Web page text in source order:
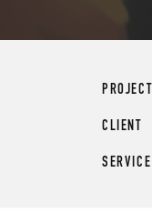
PROJECT
CLIENT
SERVICE